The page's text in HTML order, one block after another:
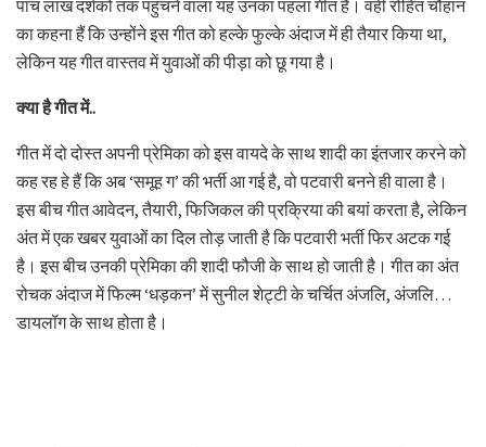
पांच लाख दर्शकों तक पहुंचने वाला यह उनका पहला गीत है। वही रोहित चौहान
का कहना हैं कि उन्होंने इस गीत को हल्के फुल्के अंदाज में ही तैयार किया था,
लेकिन यह गीत वास्तव में युवाओं की पीड़ा को छू गया है।
क्या है गीत में..
गीत में दो दोस्त अपनी प्रेमिका को इस वायदे के साथ शादी का इंतजार करने को
कह रह हे हैं कि अब ‘समूह ग’ की भर्ती आ गई है, वो पटवारी बनने ही वाला है।
इस बीच गीत आवेदन, तैयारी, फिजिकल की प्रक्रिया की बयां करता है, लेकिन
अंत में एक खबर युवाओं का दिल तोड़ जाती है कि पटवारी भर्ती फिर अटक गई
है। इस बीच उनकी प्रेमिका की शादी फौजी के साथ हो जाती है। गीत का अंत
रोचक अंदाज में फिल्म ‘धड़कन’ में सुनील शेट्टी के चर्चित अंजलि, अंजलि…
डायलॉग के साथ होता है।